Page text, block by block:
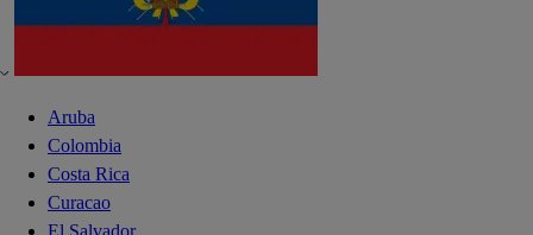
Aruba
Colombia
Costa Rica
Curacao
El Salvador